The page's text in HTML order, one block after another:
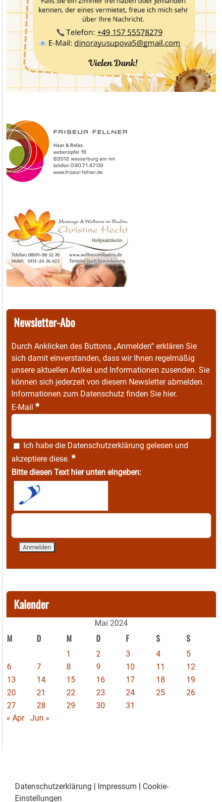
Newsletter-Abo
Durch Anklicken des Buttons „Anmelden“ erklären Sie
sich damit einverstanden, dass wir Ihnen regelmäßig
unsere aktuellen Artikel und Informationen zusenden. Sie
können sich jederzeit von diesem Newsletter abmelden.
Informationen zum Datenschutz finden Sie hier.
E-Mail *
Ich habe die Datenschutzerklärung gelesen und
akzeptiere diese. *
Bitte diesen Text hier unten eingeben:
Kalender
Mai 2024
M D M D F S S
1 2 3 4
5
6
7 8 9 10 11
12
13
14 15 16 17 18
19
20
21 22 23 24 25
26
27
28 29 30
31
« Apr
Jun »
Datenschutzerklärung | Impressum | Cookie-
Einstellungen